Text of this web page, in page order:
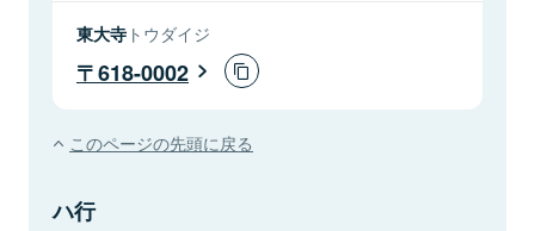
東大寺 トウダイジ
618-0002
このページの先頭に戻る
ハ行